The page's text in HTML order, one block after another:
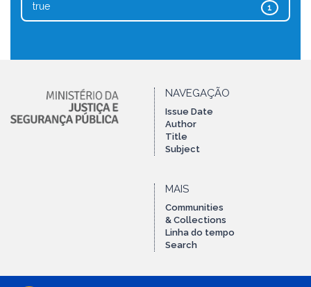
1
true
NAVEGAÇÃO
Issue Date
Author
Title
Subject
MAIS
Communities
& Collections
Linha do tempo
Search